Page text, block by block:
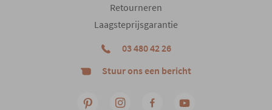
Retourneren
Laagsteprijsgarantie
03 480 42 26
Stuur ons een bericht